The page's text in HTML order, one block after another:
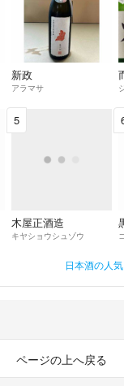
新政
アラマサ
5
木屋正酒造
キヤショウシュゾウ
日本酒の人
ページの上へ戻る